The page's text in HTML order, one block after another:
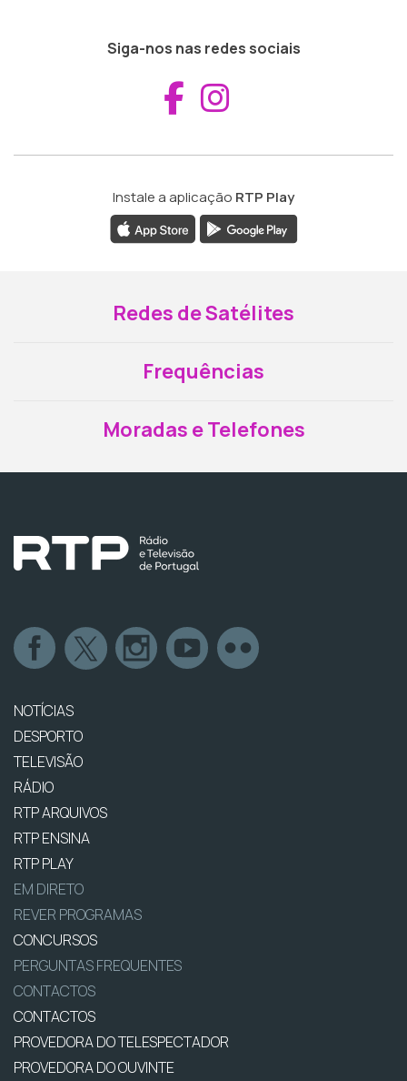
Siga-nos nas redes sociais
Aceder ao
Instale a aplicação RTP Play
Redes de Satélites
Frequências
Moradas e Telefones
NOTÍCIAS
DESPORTO
TELEVISÃO
RÁDIO
RTP ARQUIVOS
RTP ENSINA
RTP PLAY
EM DIRETO
REVER PROGRAMAS
CONCURSOS
PERGUNTAS FREQUENTES
CONTACTOS
CONTACTOS
PROVEDORA DO TELESPECTADOR
PROVEDORA DO OUVINTE